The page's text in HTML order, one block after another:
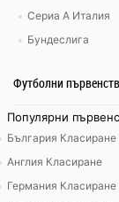
Сериа А Италия
Бундеслига
Футболни
Популярни
България Класиране
Англия Класиране
Германия Класиране